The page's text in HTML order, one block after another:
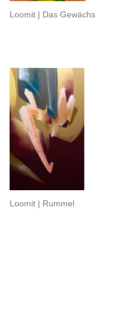
Loomit | Das Gewächs
Loomit | Rummel